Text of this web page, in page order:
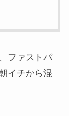
ファストパ
イチから混